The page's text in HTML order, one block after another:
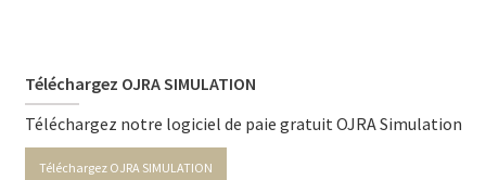
Téléchargez OJRA SIMULATION
Téléchargez notre logiciel de paie gratuit OJRA Simulation
Téléchargez OJRA SIMULATION